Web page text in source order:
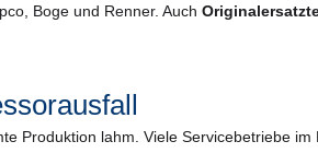
Boge und Renner. Auch
Produktion lahm. Viele Servicebetriebe